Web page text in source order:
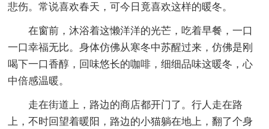
悲伤。常说喜欢春天，可今日竟喜欢这样的暖冬。
在窗前，沐浴着这懒洋洋的光芒，吃着早餐，一口
一口幸福无比。身体仿佛从寒冬中苏醒过来，仿佛是刚
喝下一口香醇，回味悠长的咖啡，细细品味这暖冬，心
中倍感温暖。
走在街道上，路边的商店都开门了。行人走在路
上，不时回望着暖阳，路边的小猫躺在地上，翻了个身